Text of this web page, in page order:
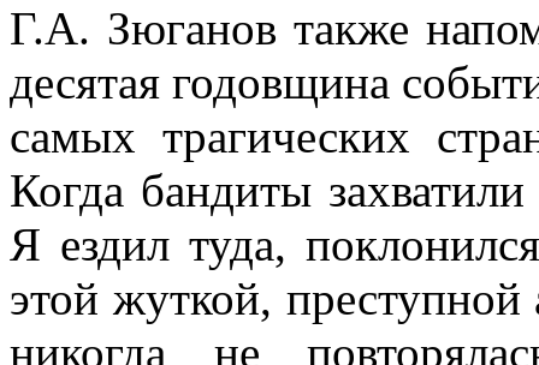
Г.А. Зюганов также
десятая годовщина
самых трагических
Когда бандиты
Я ездил туда,
этой жуткой,
никогда не